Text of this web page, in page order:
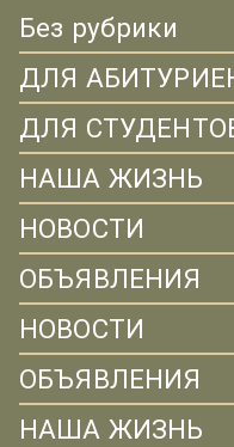
Без рубрики
ДЛЯ
ДЛЯ
НАША ЖИЗНЬ
НОВОСТИ
ОБЪЯВЛЕНИЯ
НОВОСТИ
ОБЪЯВЛЕНИЯ
НАША ЖИЗНЬ